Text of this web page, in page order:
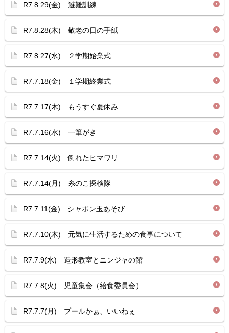
R7.8.29(金) 避難訓練
R7.8.28(木) 敬老の日の手紙
R7.8.27(水) ２学期始業式
R7.7.18(金) １学期終業式
R7.7.17(木) もうすぐ夏休み
R7.7.16(水) 一筆がき
R7.7.14(火) 倒れたヒマワリ…
R7.7.14(月) 糸のこ探検隊
R7.7.11(金) シャボン玉あそび
R7.7.10(木) 元気に生活するための食事について
R7.7.9(水) 造形教室とニンジャの館
R7.7.8(火) 児童集会（給食委員会）
R7.7.7(月) プールかぁ、いいねぇ